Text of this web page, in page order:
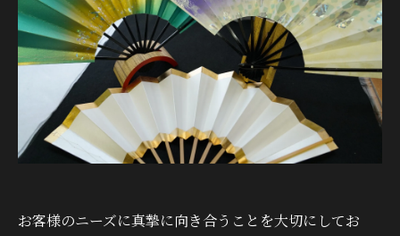
お客様のニーズに真摯に向き合うことを大切にしてお